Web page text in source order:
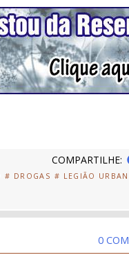
COMPARTILHE:
# DROGAS # LEGIÃO
0